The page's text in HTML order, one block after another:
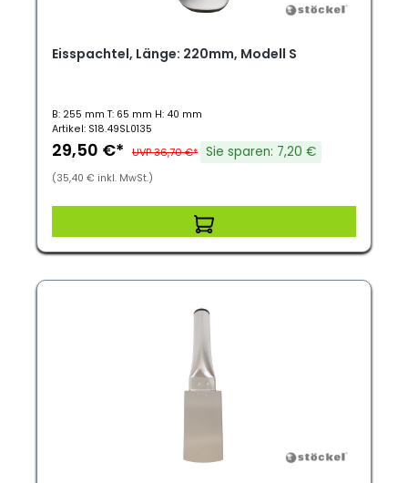
Eisspachtel, Länge: 220mm, Modell S
B: 255 mm T: 65 mm H: 40 mm
Artikel: S18.49SL0135
29,50 €* UVP 36,70 €* Sie sparen: 7,20 €
(35,40 € inkl. MwSt.)